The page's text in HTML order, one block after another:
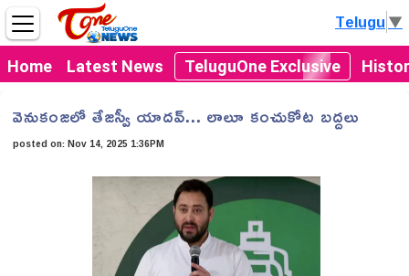
Home Latest News TeluguOne Exclusive
Telugu▼
వెనుకంజలో తేజస్వీ యాదవ్... లాలూ కంచుకోట బద్దలు
posted on:Nov 14, 2025 1:36PM